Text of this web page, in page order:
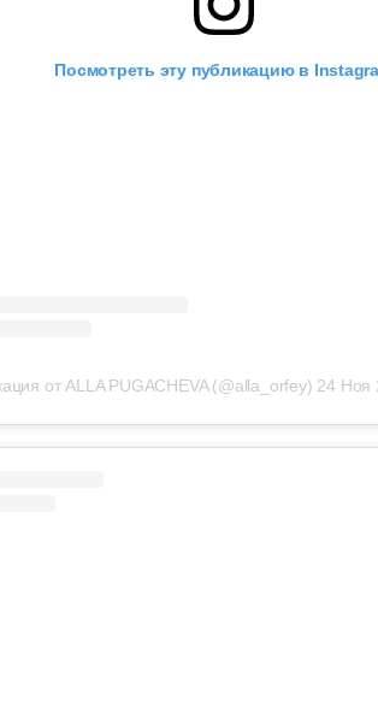
Посмотреть эту публикацию в
от ALLA PUGACHEVA (@alla_orfey) 24 Ноя